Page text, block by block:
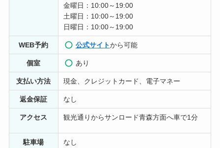
工藤晃子
2 週間前
8回コースまだ2回目ですが、うっすら白くなったのを実
感できたので8回でどれくらい白くなるのか楽しみです。
お店の方も丁寧に教えてくれます。
金曜日：10:00～19:00
土曜日：10:00～19:00
日曜日：10:00～19:00
WEB予約 公式サイトから可能
個室 あり
支払い方法 現金、クレジットカード、電子マネー
返金保証 なし
アクセス 観光通りからサンロード青森方面へ車で1分
駐車場 なし